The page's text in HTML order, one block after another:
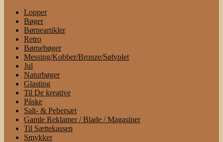
Lopper
Bøger
Børneartikler
Retro
Børnebøger
Messing/Kobber/Bronze/Sølvplet
Jul
Naturbøger
Glasting
Til De kreative
Påske
Salt- & Pebersæt
Gamle Reklamer / Blade / Magasiner
Til Sættekassen
Smykker